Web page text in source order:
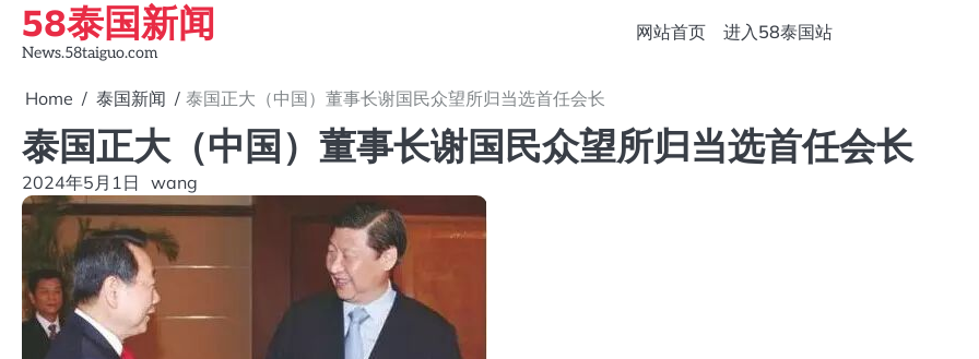
Skip
content
58泰国新闻
News.58taiguo.com
网站首页 进入58泰国站
Home 泰国新闻 泰国正大（中国）董事长谢国民众望所归当选首任会长
泰国正大（中国）董事长谢国民众望所归当选首任会长
2024年5月1日 wang